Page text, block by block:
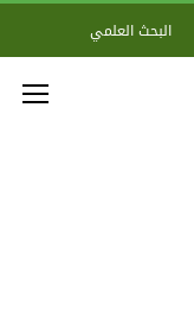
البحث العلمي